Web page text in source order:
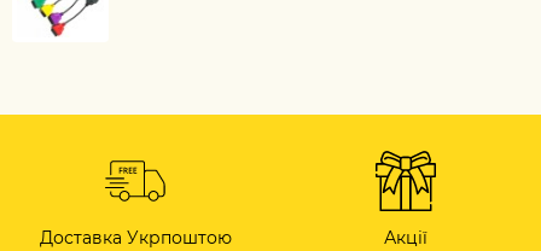
Доставка Укрпоштою
Акції